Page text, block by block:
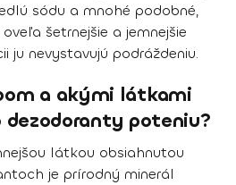
sódu a mnohé podobné,
šetrnejšie a jemnejšie
ju nevystavujú podráždeniu.
a akými látkami
poteniu?
látkou obsiahnutou
je prírodný minerál